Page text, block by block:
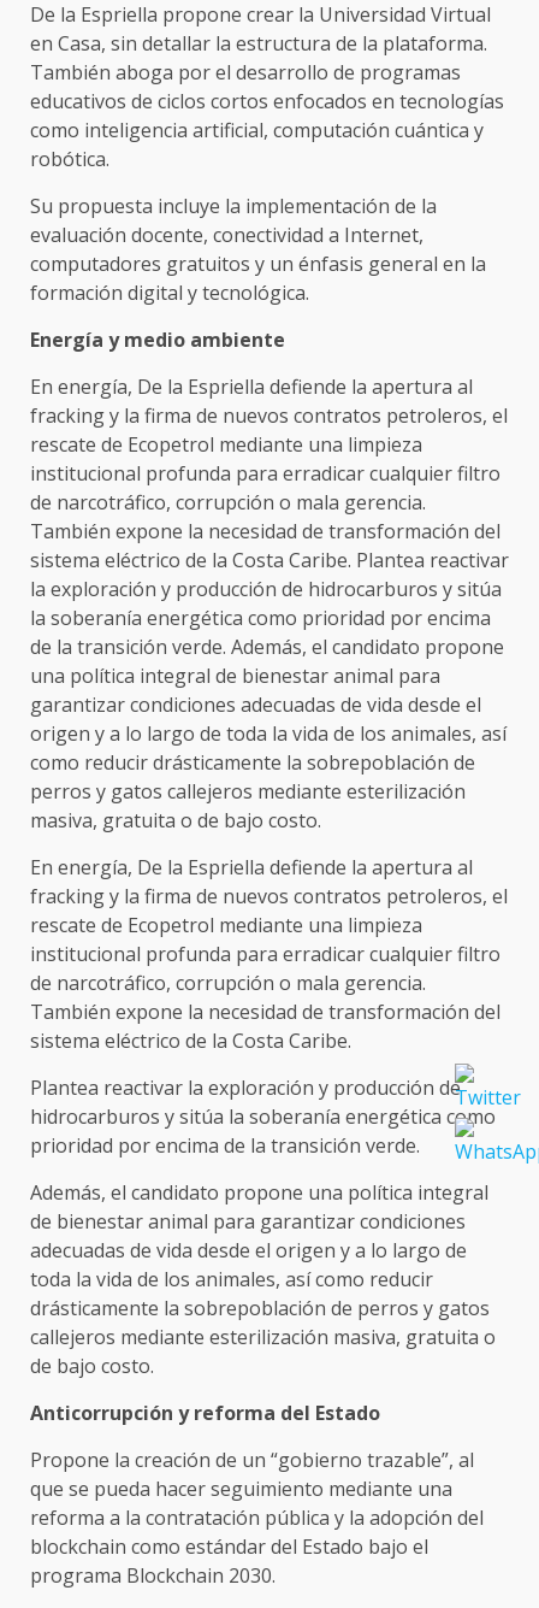
De la Espriella propone crear la Universidad Virtual
en Casa, sin detallar la estructura de la plataforma.
También aboga por el desarrollo de programas
educativos de ciclos cortos enfocados en tecnologías
como inteligencia artificial, computación cuántica y
robótica.
Su propuesta incluye la implementación de la
evaluación docente, conectividad a Internet,
computadores gratuitos y un énfasis general en la
formación digital y tecnológica.
Energía y medio ambiente
En energía, De la Espriella defiende la apertura al
fracking y la firma de nuevos contratos petroleros, el
rescate de Ecopetrol mediante una limpieza
institucional profunda para erradicar cualquier filtro
de narcotráfico, corrupción o mala gerencia.
También expone la necesidad de transformación del
sistema eléctrico de la Costa Caribe. Plantea reactivar
la exploración y producción de hidrocarburos y sitúa
la soberanía energética como prioridad por encima
de la transición verde. Además, el candidato propone
una política integral de bienestar animal para
garantizar condiciones adecuadas de vida desde el
origen y a lo largo de toda la vida de los animales, así
como reducir drásticamente la sobrepoblación de
perros y gatos callejeros mediante esterilización
masiva, gratuita o de bajo costo.
En energía, De la Espriella defiende la apertura al
fracking y la firma de nuevos contratos petroleros, el
rescate de Ecopetrol mediante una limpieza
institucional profunda para erradicar cualquier filtro
de narcotráfico, corrupción o mala gerencia.
También expone la necesidad de transformación del
sistema eléctrico de la Costa Caribe.
Plantea reactivar la exploración y producción de
hidrocarburos y sitúa la soberanía energética como
prioridad por encima de la transición verde.
Además, el candidato propone una política integral
de bienestar animal para garantizar condiciones
adecuadas de vida desde el origen y a lo largo de
toda la vida de los animales, así como reducir
drásticamente la sobrepoblación de perros y gatos
callejeros mediante esterilización masiva, gratuita o
de bajo costo.
Anticorrupción y reforma del Estado
Propone la creación de un “gobierno trazable”, al
que se pueda hacer seguimiento mediante una
reforma a la contratación pública y la adopción del
blockchain como estándar del Estado bajo el
programa Blockchain 2030.